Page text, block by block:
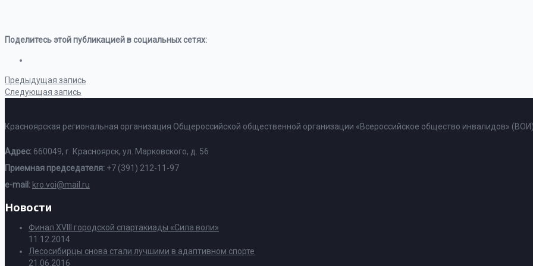
Поделитесь этой публикацией в социальных сетях:
Предыдущая запись
Следующая запись
Красноярская региональная организация Общероссийской общественной организации «Всероссийское общество инвалидов»
Адрес: 660049, г. Красноярск, ул. Марковского, д. 56
Приемная председателя: +7 (391) 212-11-97
e-mail: kro.voi@mail.ru
Новости
Финал XVIII городской спартакиады «Сила воли»
11.12.2014
Лесосибирцы снова стали лучшими в адаптивном спорте
21.06.2016